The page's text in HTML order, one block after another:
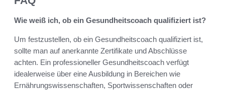
Wie weiß ich, ob ein Gesundheitscoach qualifiziert ist?
Um festzustellen, ob ein Gesundheitscoach qualifiziert ist,
sollte man auf anerkannte Zertifikate und Abschlüsse
achten. Ein professioneller Gesundheitscoach verfügt
idealerweise über eine Ausbildung in Bereichen wie
Ernährungswissenschaften, Sportwissenschaften oder